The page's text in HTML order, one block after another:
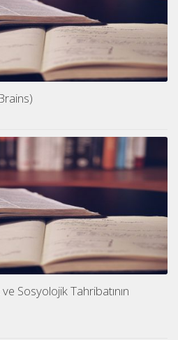
Sosyolojik Tahribatının